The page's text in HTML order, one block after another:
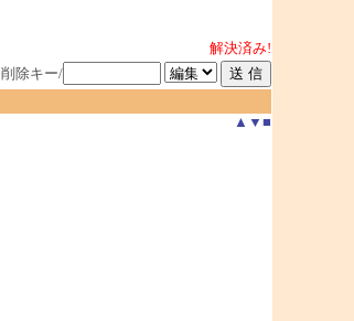
解決済み!
削除キー/
▲ ▼ ■